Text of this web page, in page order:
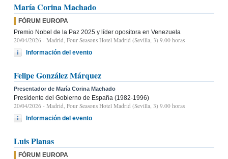
María Corina Machado
FÓRUM EUROPA
Premio Nobel de la Paz 2025 y líder opositora en Venezuela
20/04/2026 - Madrid, Four Seasons Hotel Madrid (Sevilla, 3) 9.00 horas
Información del evento
Felipe González Márquez
Presentador de María Corina Machado
Presidente del Gobierno de España (1982-1996)
20/04/2026 - Madrid, Four Seasons Hotel Madrid (Sevilla, 3) 9.00 horas
Información del evento
Luis Planas
FÓRUM EUROPA